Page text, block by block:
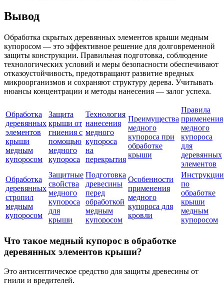
Вывод
Обработка скрытых деревянных элементов крыши медным
купоросом — это эффективное решение для долговременной
защиты конструкции. Правильная подготовка, соблюдение
технологических условий и меры безопасности обеспечивают
отказоустойчивость, предотвращают развитие вредных
микроорганизмов и сохраняют структуру дерева. Учитывать
нюансы концентрации и методы нанесения — залог успеха.
Обработка
деревянных
элементов
крыши
медным
купоросом
Защита
крыши от
гниения с
помощью
медного
купороса
Технология
нанесения
медного
купороса
на
перекрытия
Преимущества
медного
купороса при
обработке
крыши
Правила
применения
медного
купороса
для
деревянных
элементов
Обработка
деревянных
стропил
медным
купоросом
Защитные
свойства
медного
купороса
для
крыши
Подготовка
древесины
перед
обработкой
медным
купоросом
Особенности
применения
медного
купороса для
кровли
Инструкции
по
обработке
крыши
медным
купоросом
Что такое медный купорос в обработке
деревянных элементов крыши?
Это антисептическое средство для защиты древесины от
гнили и вредителей.